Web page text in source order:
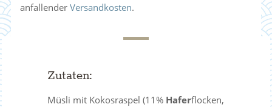
anfallender Versandkosten.
Zutaten:
Müsli mit Kokosraspel (11% Haferflocken,